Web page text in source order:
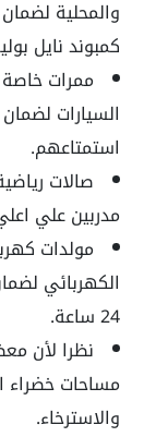
والمحلية
كمبوند نايل
ممرات خاصة
السيارات
استمتاعهم.
صالات
مدربين علي
مولدات
الكهربائي
24 ساعة.
نظرا لأن
مساحات خضراء
والاسترخاء.